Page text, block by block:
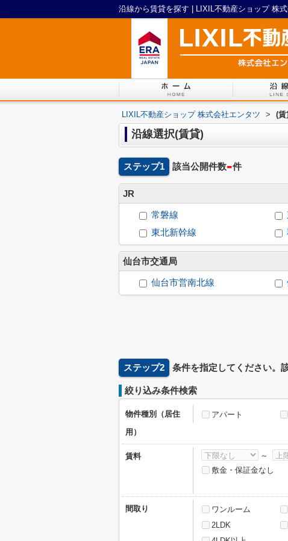
沿線から賃貸を探す | LIXIL不動産ショップ 株
LIXIL不動産ショップ 株式会社エンタツ > (賃
沿線選択(賃貸)
ステップ1 該当公開件数-件
JR
常磐線
東北新幹線
仙台市交通局
仙台市営南北線
ステップ2 条件を指定してください。
絞り込み条件検索
物件種別（居住
用）
アパート
賃料
～
敷金・保証金なし
間取り ワンルーム
2LDK